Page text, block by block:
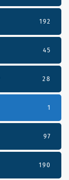
192
45
28
1
97
190